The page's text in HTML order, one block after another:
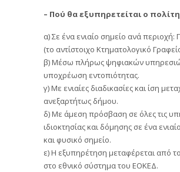
– Πού θα εξυπηρετείται ο
α) Σε ένα ενιαίο σημείο ανά
(το αντίστοιχο Κτηματολογικό
β) Μέσω πλήρως ψηφιακών
υποχρέωση εντοπιότητας.
γ) Με ενιαίες διαδικασίες και ίση
ανεξαρτήτως δήμου.
δ) Με άμεση πρόσβαση σε όλες τις
ιδιοκτησίας και δόμησης σε ένα
και φυσικό σημείο.
ε) Η εξυπηρέτηση μεταφέρεται από
στο εθνικό σύστημα του ΕΟΚΕΔ.